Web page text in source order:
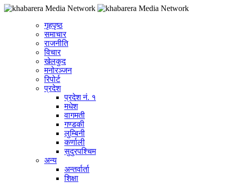
गृहपृष्ठ
समाचार
राजनीति
विचार
खेलकुद
मनोरञ्जन
रिपोर्ट
प्रदेश
प्रदेश नं. १
मधेश
वागमती
गण्डकी
लुम्बिनी
कर्णाली
सुदुरपश्चिम
अन्य
अन्तर्वार्ता
शिक्षा